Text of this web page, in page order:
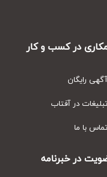
در کسب و کار
رایگان
در آفتاب
با ما
در خبرنامه